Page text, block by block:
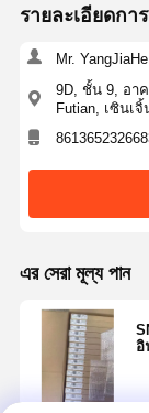
รายละเอียดกา
Mr. YangJiaHe
9D, ชั้น 9, อาค
Futian, เซินเจิ้
এর সেরা মূল্য পান
อิ